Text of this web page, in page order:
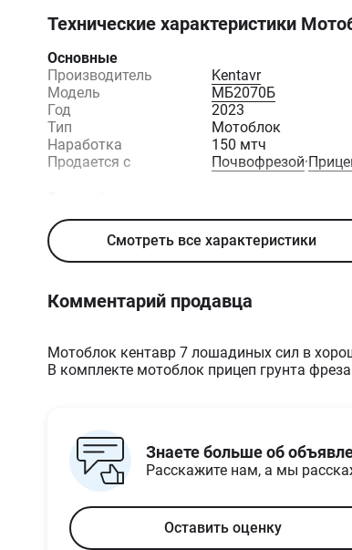
Технические характеристики
Основные
Производитель
Kentavr
Модель
МБ2070Б
Год
2023
Тип
Мотоблок
Наработка
150 мтч
Продается с
Почвофрезой·
Грузоподъемность
навесного, кг
300
Грузоподъемность, кг
600
Объем топливного
4
Снаряженный вес, кг
90
Клиренс, мм
250
Рабочая высота, мм
1000
Транспортная длина,
80
Смотреть все характеристики
Комментарий продавца
Мотоблок кентавр 7 лошадиных сил в
В комплекте мотоблок прицеп грунта
Знаете больше об
Расскажите нам, а мы
Оставить оценку